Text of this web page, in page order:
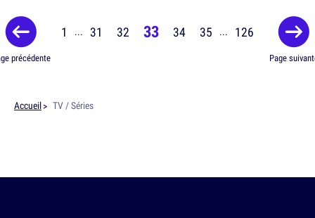
précédente
1 ... 31 32 33 34 35 ... 126
Page
Accueil TV / Séries